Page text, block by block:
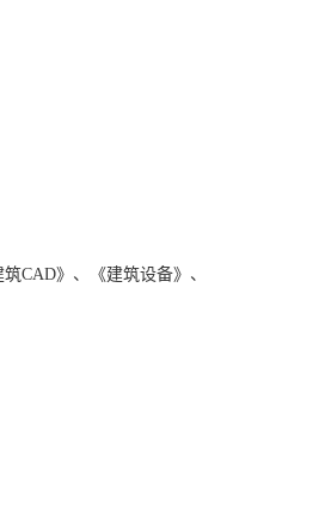
CAD》、《建筑设备》、